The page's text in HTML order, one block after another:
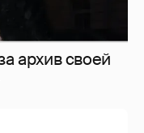
архив своей